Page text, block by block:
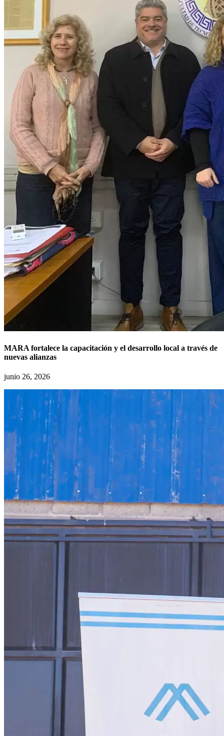
MARA fortalece la capacitación y el desarrollo local a través de
nuevas alianzas
junio 26, 2026